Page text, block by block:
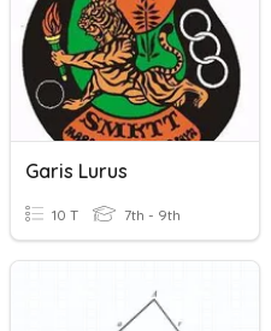
Garis Lurus
10 T 7th - 9th